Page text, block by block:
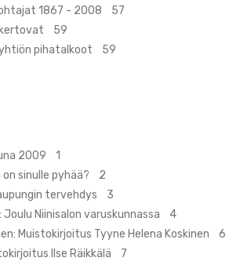
1867 - 2008 57
kertovat 59
pihatalkoot 59
2009 1
on sinulle pyhää? 2
tervehdys 3
Joulu Niinisalon varuskunnassa 4
Muistokirjoitus Tyyne Helena Koskinen 6
Ilse Räikkälä 7